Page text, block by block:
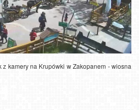
kamery na Krupówki w Zakopanem - wiosna